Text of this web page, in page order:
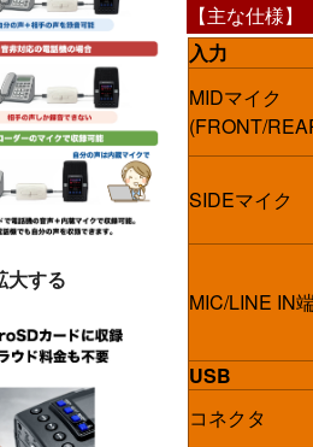
大する
【主な仕様】
入力
MIDマイク
(FRONT/
SIDEマイク
MIC/LINE IN
USB
コネクタ